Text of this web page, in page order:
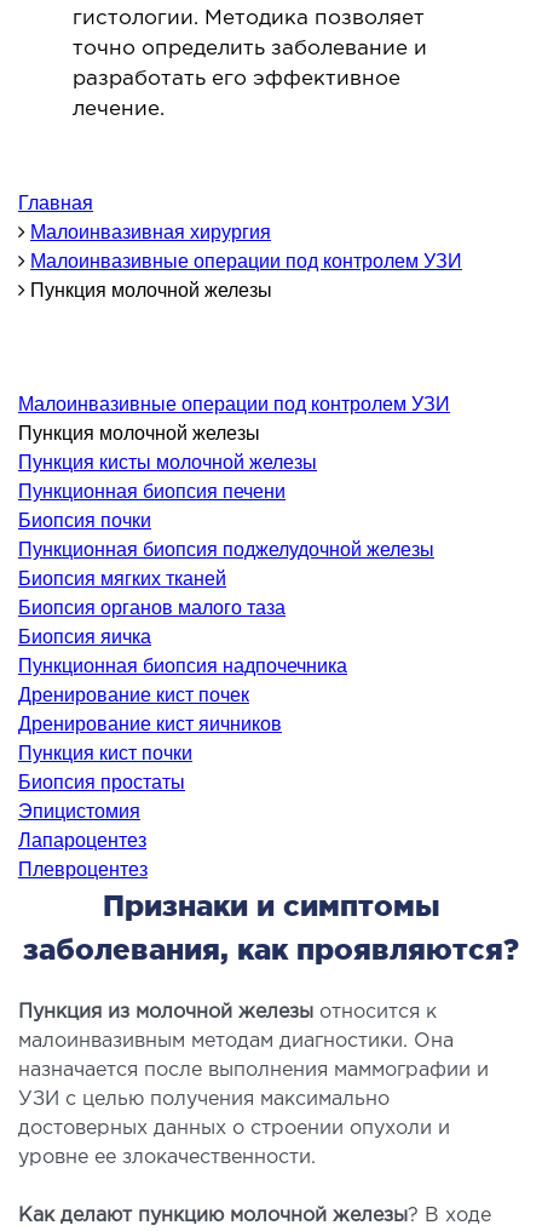
И ОНКОХИРУРГИЯ
и болезни молочной железы
НАПРАВЛЕНИЕ
и нутрициология
терапия
помощь
ЗАБОЛЕВАНИЯ
горла и гортани
носа
ушей
И ЛОР-ХИРУРГИЯ
лечение полости носа и
пазух
лечение заболеваний и
гортани и глотки
лечение храпа
гистологии. Методика позволяет
точно определить заболевание и
разработать его эффективное
лечение.
Главная
Малоинвазивная хирургия
Малоинвазивные операции под контролем УЗИ
Пункция молочной железы
Малоинвазивные операции под контролем УЗИ
Пункция молочной железы
Пункция кисты молочной железы
Пункционная биопсия печени
Биопсия почки
Пункционная биопсия поджелудочной железы
Биопсия мягких тканей
Биопсия органов малого таза
Биопсия яичка
Пункционная биопсия надпочечника
Дренирование кист почек
Дренирование кист яичников
Пункция кист почки
Биопсия простаты
Эпицистомия
Лапароцентез
Плевроцентез
Признаки и симптомы
заболевания, как проявляются?
Пункция из молочной железы относится к
малоинвазивным методам диагностики. Она
назначается после выполнения маммографии и
УЗИ с целью получения максимально
достоверных данных о строении опухоли и
уровне ее злокачественности.
Как делают пункцию молочной железы? В ходе